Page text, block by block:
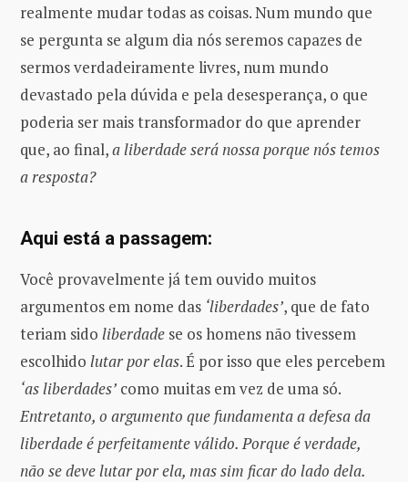
realmente mudar todas as coisas. Num mundo que
se pergunta se algum dia nós seremos capazes de
sermos verdadeiramente livres, num mundo
devastado pela dúvida e pela desesperança, o que
poderia ser mais transformador do que aprender
que, ao final,a liberdade será nossa porque nós temos
a resposta?
Aqui está a passagem:
Você provavelmente já tem ouvido muitos
argumentos em nome das ‘liberdades’, que de fato
teriam sido liberdade se os homens não tivessem
escolhido lutar por elas. É por isso que eles percebem
‘as liberdades’ como muitas em vez de uma só.
Entretanto, o argumento que fundamenta a defesa da
liberdade é perfeitamente válido. Porque é verdade,
não se deve lutar por ela, mas sim ficar do lado dela.